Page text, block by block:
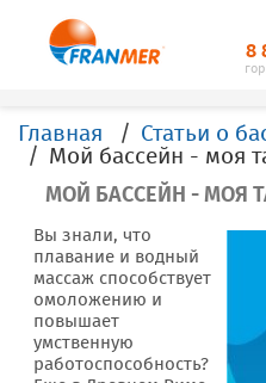
8
Главная
Статьи о
МОЙ БАССЕЙН - МОЯ
Вы знали, что
плавание и водный
массаж способствует
омоложению и
повышает
умственную
работоспособность?